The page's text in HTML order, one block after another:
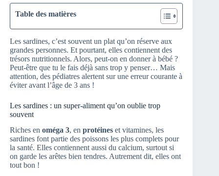
Table des matières
Les sardines, c’est souvent un plat qu’on réserve aux
grandes personnes. Et pourtant, elles contiennent des
trésors nutritionnels. Alors, peut-on en donner à bébé ?
Peut-être que tu le fais déjà sans trop y penser… Mais
attention, des pédiatres alertent sur une erreur courante à
éviter avant l’âge de 3 ans !
Les sardines : un super-aliment qu’on oublie trop
souvent
Riches en oméga 3, en protéines et vitamines, les
sardines font partie des poissons les plus complets pour
la santé. Elles contiennent aussi du calcium, surtout si
on garde les arêtes bien tendres. Autrement dit, elles ont
tout bon !